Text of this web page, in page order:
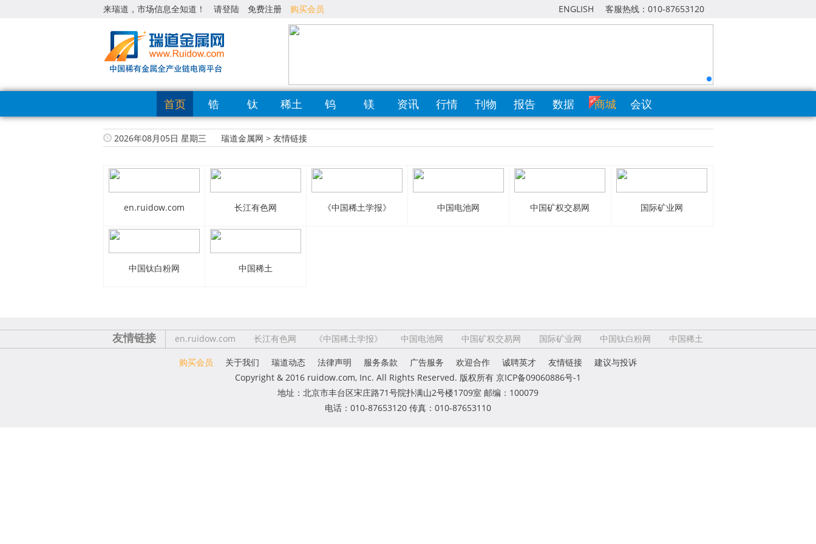
来瑞道，市场信息全知道！ 请登陆 免费注册 购买会员 ENGLISH 客服热线：010-87653120
首页 锆 钛 稀土 钨 镁 资讯 行情 刊物 报告 数据 商城 会议
2026年08月05日 星期三 瑞道金属网 > 友情链接
en.ruidow.com 长江有色网 《中国稀土学报》 中国电池网 中国矿权交易网 国际矿业网
中国钛白粉网 中国稀土
友情链接 en.ruidow.com 长江有色网 《中国稀土学报》 中国电池网 中国矿权交易网 国际矿业网 中国钛白粉网 中国稀土
购买会员 关于我们 瑞道动态 法律声明 服务条款 广告服务 欢迎合作 诚聘英才 友情链接
建议与投诉
Copyright & 2016 ruidow.com, Inc. All Rights Reserved. 版权所有 京ICP备09060886号-1
地址：北京市丰台区宋庄路71号院扑满山2号楼1709室 邮编：100079
电话：010-87653120 传真：010-87653110